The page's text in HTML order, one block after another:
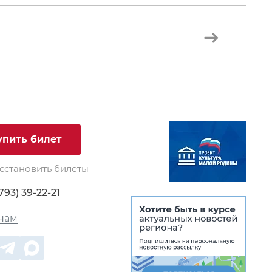
билет
билеты
39-22-21